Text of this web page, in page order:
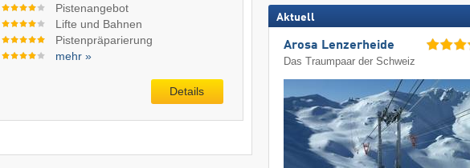
Pistenangebot
Lifte und Bahnen
Pistenpräparierung
mehr »
Details
Aktuell
Arosa Lenzerheide
Das Traumpaar der Schweiz